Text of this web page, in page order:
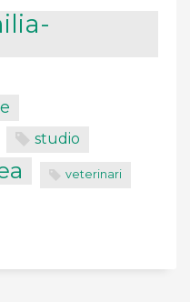
studio
veterinari